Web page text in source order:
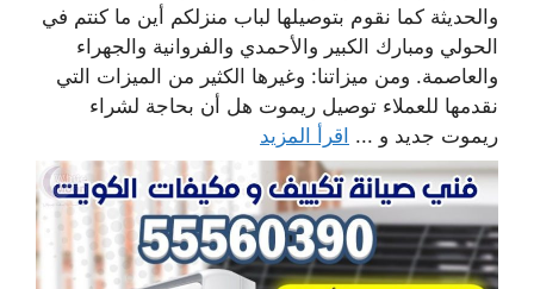
والحديثة كما نقوم بتوصيلها لباب منزلكم أين ما كنتم في
الحولي ومبارك الكبير والأحمدي والفروانية والجهراء
والعاصمة. ومن ميزاتنا: وغيرها الكثير من الميزات التي
نقدمها للعملاء توصيل ريموت هل أن بحاجة لشراء
ريموت جديد و ... اقرأ المزيد